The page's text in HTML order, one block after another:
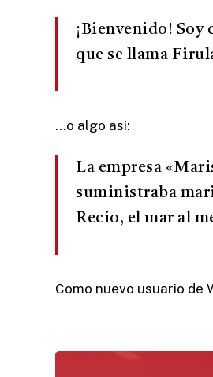
¡Bienvenido! Soy
que se llama
…o algo así:
La empresa
suministraba
Recio, el mar al
Como nuevo usuario de